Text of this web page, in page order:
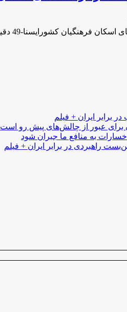
برابر ایران + فیلم
برای عبور از چالش‌های پیش رو است
به منافع ما جبران شود
راهبردی در برابر ایران + فیلم